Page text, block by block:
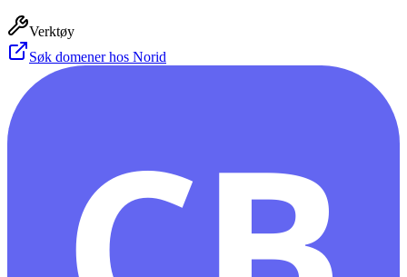
Verktøy
Søk domener hos Norid